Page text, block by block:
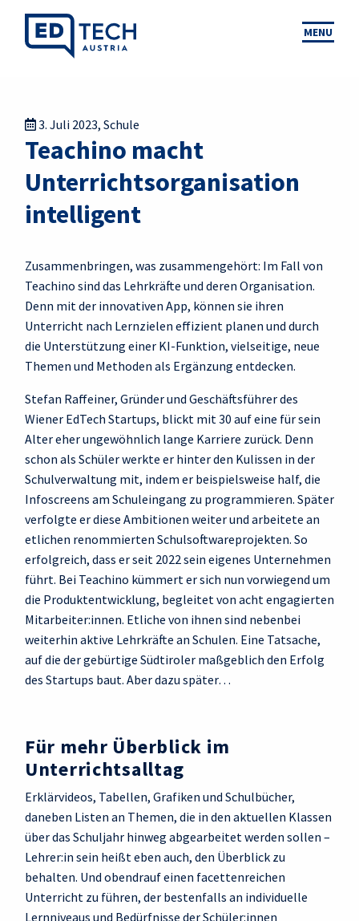
MENU
3. Juli 2023, Schule
Teachino macht
Unterrichtsorganisation
intelligent
Zusammenbringen, was zusammengehört: Im Fall von
Teachino sind das Lehrkräfte und deren Organisation.
Denn mit der innovativen App, können sie ihren
Unterricht nach Lernzielen effizient planen und durch
die Unterstützung einer KI-Funktion, vielseitige, neue
Themen und Methoden als Ergänzung entdecken.
Stefan Raffeiner, Gründer und Geschäftsführer des
Wiener EdTech Startups, blickt mit 30 auf eine für sein
Alter eher ungewöhnlich lange Karriere zurück. Denn
schon als Schüler werkte er hinter den Kulissen in der
Schulverwaltung mit, indem er beispielsweise half, die
Infoscreens am Schuleingang zu programmieren. Später
verfolgte er diese Ambitionen weiter und arbeitete an
etlichen renommierten Schulsoftwareprojekten. So
erfolgreich, dass er seit 2022 sein eigenes Unternehmen
führt. Bei Teachino kümmert er sich nun vorwiegend um
die Produktentwicklung, begleitet von acht engagierten
Mitarbeiter:innen. Etliche von ihnen sind nebenbei
weiterhin aktive Lehrkräfte an Schulen. Eine Tatsache,
auf die der gebürtige Südtiroler maßgeblich den Erfolg
des Startups baut. Aber dazu später…
Für mehr Überblick im
Unterrichtsalltag
Erklärvideos, Tabellen, Grafiken und Schulbücher,
daneben Listen an Themen, die in den aktuellen Klassen
über das Schuljahr hinweg abgearbeitet werden sollen –
Lehrer:in sein heißt eben auch, den Überblick zu
behalten. Und obendrauf einen facettenreichen
Unterricht zu führen, der bestenfalls an individuelle
Lernniveaus und Bedürfnisse der Schüler:innen